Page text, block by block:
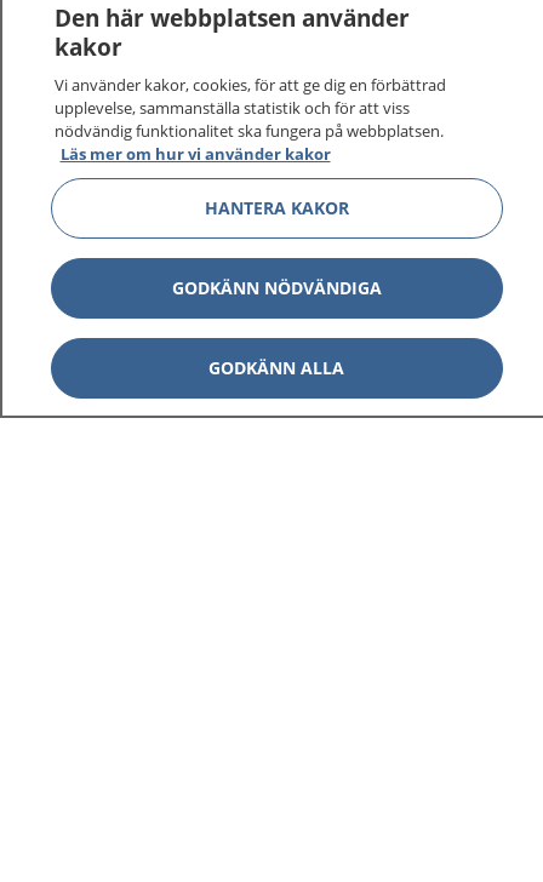
Den här webbplatsen använder
kakor
Vi använder kakor, cookies, för att ge dig en förbättrad
upplevelse, sammanställa statistik och för att viss
nödvändig funktionalitet ska fungera på webbplatsen.
Läs mer om hur vi använder kakor
HANTERA KAKOR
GODKÄNN NÖDVÄNDIGA
GODKÄNN ALLA